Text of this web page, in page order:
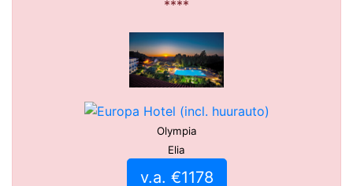
****
Olympia
Elia
v.a. €1178